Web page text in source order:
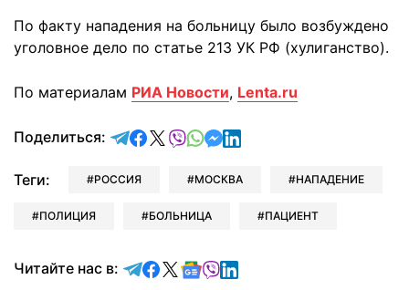
По факту нападения на больницу было возбуждено
уголовное дело по статье 213 УК РФ (хулиганство).
По материалам РИА Новости, Lenta.ru
Поделиться: отправить в Telegram
поделиться в Facebook
поделиться в X
отправить в Viber
отправить в Whatsapp
отправить в Messenger
отправить в LinkedIn
Теги: РОССИЯ МОСКВА НАПАДЕНИЕ
ПОЛИЦИЯ БОЛЬНИЦА ПАЦИЕНТ
Читайте нас в: Читайте в Telegram
Читайте в Facebook
Читайте в X
Читайте в Google news
Читайте в Viber
Читайте в LinkedIn